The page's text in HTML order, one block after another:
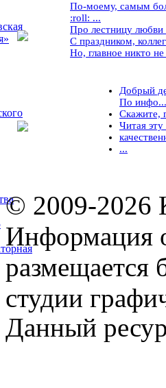
По-моему, самым
:roll: ...
Про лестницу любви
С праздником,
Но, главное никто
Добрый
По инфо...
Скажите,
Читая
...
© 2009-2026
Информация
размещается
студии
Данный